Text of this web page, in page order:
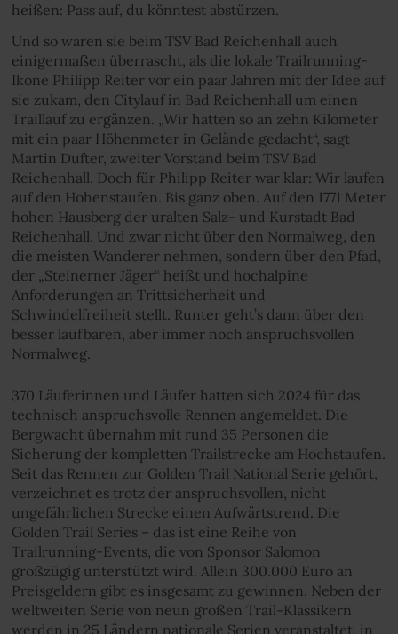
heißen: Pass auf, du könntest abstürzen.
Und so waren sie beim TSV Bad Reichenhall auch
einigermaßen überrascht, als die lokale Trailrunning-
Ikone Philipp Reiter vor ein paar Jahren mit der Idee auf
sie zukam, den Citylauf in Bad Reichenhall um einen
Traillauf zu ergänzen. „Wir hatten so an zehn Kilometer
mit ein paar Höhenmeter in Gelände gedacht“, sagt
Martin Dufter, zweiter Vorstand beim TSV Bad
Reichenhall. Doch für Philipp Reiter war klar: Wir laufen
auf den Hohenstaufen. Bis ganz oben. Auf den 1771 Meter
hohen Hausberg der uralten Salz- und Kurstadt Bad
Reichenhall. Und zwar nicht über den Normalweg, den
die meisten Wanderer nehmen, sondern über den Pfad,
der „Steinerner Jäger“ heißt und hochalpine
Anforderungen an Trittsicherheit und
Schwindelfreiheit stellt. Runter geht’s dann über den
besser laufbaren, aber immer noch anspruchsvollen
Normalweg.
370 Läuferinnen und Läufer hatten sich 2024 für das
technisch anspruchsvolle Rennen angemeldet. Die
Bergwacht übernahm mit rund 35 Personen die
Sicherung der kompletten Trailstrecke am Hochstaufen.
Seit das Rennen zur Golden Trail National Serie gehört,
verzeichnet es trotz der anspruchsvollen, nicht
ungefährlichen Strecke einen Aufwärtstrend. Die
Golden Trail Series – das ist eine Reihe von
Trailrunning-Events, die von Sponsor Salomon
großzügig unterstützt wird. Allein 300.000 Euro an
Preisgeldern gibt es insgesamt zu gewinnen. Neben der
weltweiten Serie von neun großen Trail-Klassikern
werden in 25 Ländern nationale Serien veranstaltet, in